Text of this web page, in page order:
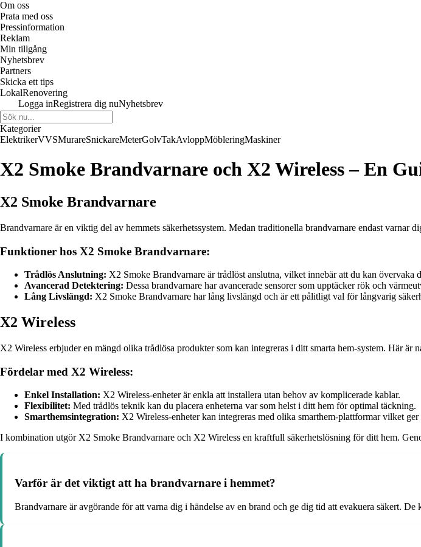
Om oss
Prata med oss
Pressinformation
Reklam
Min tillgång
Nyhetsbrev
Partners
Skicka ett tips
LokalRenovering
Logga inRegistrera dig nuNyhetsbrev
Kategorier
ElektrikerVVSMurareSnickareMeterGolvTakAvloppMöbleringMaskiner
X2 Smoke Brandvarnare och X2 Wireless – En
X2 Smoke Brandvarnare
Brandvarnare är en viktig del av hemmets säkerhetssystem. Medan traditionella brandvarnare endast varnar
Funktioner hos X2 Smoke Brandvarnare:
Trådlös Anslutning: X2 Smoke Brandvarnare är trådlöst anslutna, vilket innebär att du kan övervaka
Avancerad Detektering: Dessa brandvarnare har avancerade sensorer som upptäcker rök och
Lång Livslängd: X2 Smoke Brandvarnare har lång livslängd och är ett pålitligt val för långvarig
X2 Wireless
X2 Wireless erbjuder en mängd olika trådlösa produkter som kan integreras i ditt smarta hem-system. Här är
Fördelar med X2 Wireless:
Enkel Installation: X2 Wireless-enheter är enkla att installera utan behov av komplicerade kablar.
Flexibilitet: Med trådlös teknik kan du placera enheterna var som helst i ditt hem för optimal täckning.
Smarthemsintegration: X2 Wireless-enheter kan integreras med olika smarthem-plattformar vilket
I kombination utgör X2 Smoke Brandvarnare och X2 Wireless en kraftfull säkerhetslösning för ditt hem.
Varför är det viktigt att ha brandvarnare i hemmet?
Brandvarnare är avgörande för att varna dig i händelse av en brand och ge dig tid att evakuera säkert.